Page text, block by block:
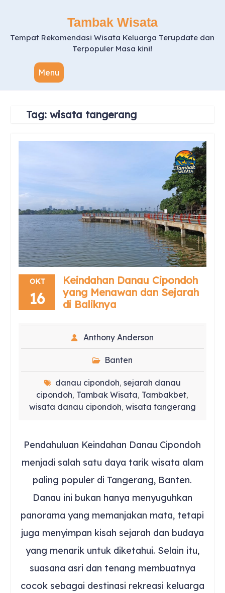
Tambak Wisata
Tempat Rekomendasi Wisata Keluarga Terupdate dan
Terpopuler Masa kini!
Menu
Tag: wisata tangerang
OKT
16
Keindahan Danau Cipondoh
yang Menawan dan Sejarah
di Baliknya
Anthony Anderson
Banten
danau cipondoh, sejarah danau
cipondoh, Tambak Wisata, Tambakbet,
wisata danau cipondoh, wisata tangerang
Pendahuluan Keindahan Danau Cipondoh
menjadi salah satu daya tarik wisata alam
paling populer di Tangerang, Banten.
Danau ini bukan hanya menyuguhkan
panorama yang memanjakan mata, tetapi
juga menyimpan kisah sejarah dan budaya
yang menarik untuk diketahui. Selain itu,
suasana asri dan tenang membuatnya
cocok sebagai destinasi rekreasi keluarga